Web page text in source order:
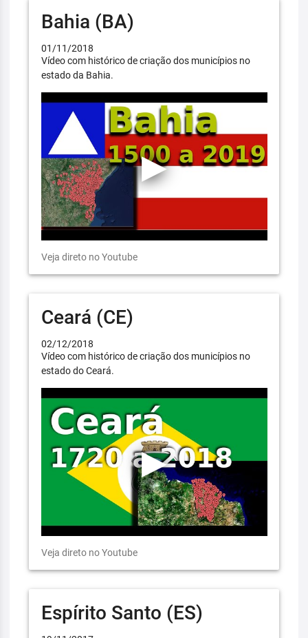
Bahia (BA)
01/11/2018
Vídeo com histórico de criação dos municípios no
estado da Bahia.
Veja direto no Youtube
Ceará (CE)
02/12/2018
Vídeo com histórico de criação dos municípios no
estado do Ceará.
Veja direto no Youtube
Espírito Santo (ES)